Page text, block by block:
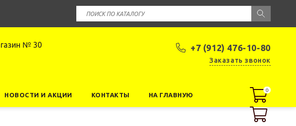
+7 (912) 476-10-80
Заказать звонок
№ 30
НОВОСТИ И АКЦИИ КОНТАКТЫ НА ГЛАВНУЮ
0
0